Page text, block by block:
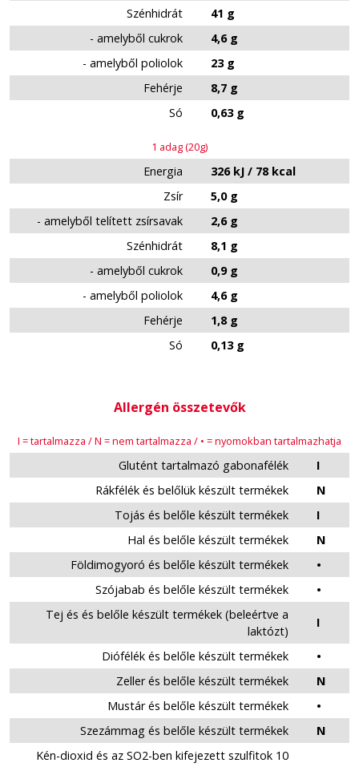
Szénhidrát
41 g
- amelyből cukrok
4,6 g
- amelyből poliolok
23 g
Fehérje
8,7 g
Só
0,63 g
1 adag (20g)
Energia
326 kJ / 78 kcal
Zsír
5,0 g
- amelyből telített zsírsavak
2,6 g
Szénhidrát
8,1 g
- amelyből cukrok
0,9 g
- amelyből poliolok
4,6 g
Fehérje
1,8 g
Só
0,13 g
Allergén összetevők
I = tartalmazza / N = nem tartalmazza / • = nyomokban tartalmazhatja
Glutént tartalmazó gabonafélék
I
Rákfélék és belőlük készült termékek
N
Tojás és belőle készült termékek
I
Hal és belőle készült termékek
N
Földimogyoró és belőle készült termékek
•
Szójabab és belőle készült termékek
•
Tej és és belőle készült termékek (beleértve a
laktózt)
I
Diófélék és belőle készült termékek
•
Zeller és belőle készült termékek
N
Mustár és belőle készült termékek
•
Szezámmag és belőle készült termékek
N
Kén-dioxid és az SO2-ben kifejezett szulfitok 10